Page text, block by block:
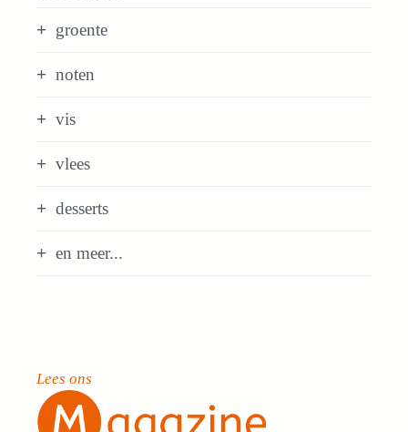
groente
noten
vis
vlees
desserts
en meer...
Lees ons